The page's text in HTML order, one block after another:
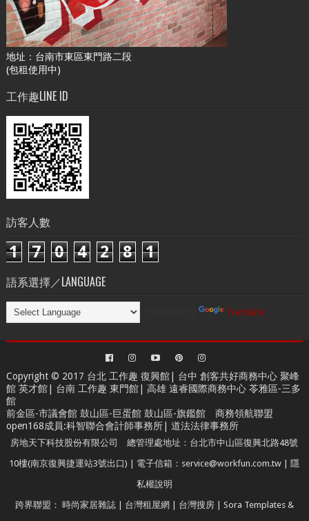
地址：台南市東區東門路二段
(包租使用中)
工作趣LINE ID
訪客人數
1 7 0 4 2 8 1
語系選擇／LANGUAGE
Translate
Copyright © 2017 台北 工作趣 復興館| 台中 創客共好商務中心聚峰
館 英才館| 台南 工作趣 東門館| 高雄 遠睿國際商務中心苓雅區-三多
館
前金區-市議會館 鼓山區-巨蛋館 鼓山區-旗鑑館 商務領航聯盟
open168成員:科智聯合會計師事務所| 道法法律事務所
房地天下科技股份有限公司 總管理處地址：台北市中山區復興北路48號
10樓(南京復興捷運站3號出口) | 電子信箱：service@workfun.com.tw | 隱
私權說明
跨界聯盟： 時尚家居雜誌| 台灣租屋網 台灣搜房| Sora Templates&